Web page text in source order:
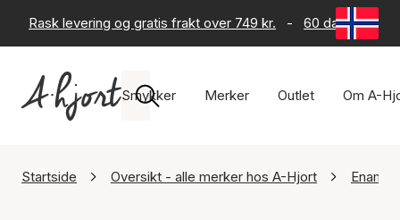
Rask levering og gratis frakt over 749 kr. - 60 dagers
Smykker Merker Outlet Om A-
Startside Oversikt - alle merker hos A-Hjort